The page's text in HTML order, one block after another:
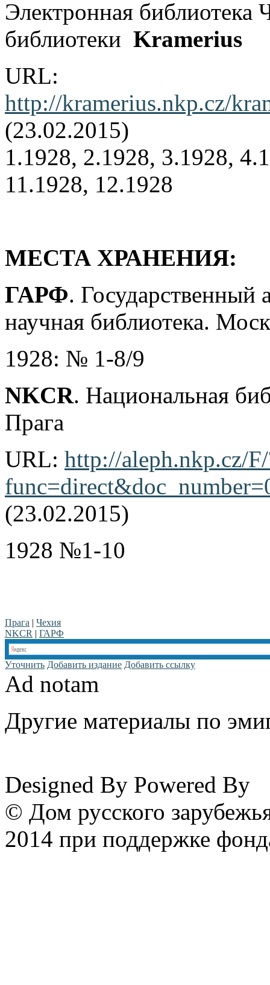
Электронная
библиотеки Kramerius
URL:
http://kramerius.nkp.cz/
(23.02.2015)
1.1928, 2.1928, 3.1928,
11.1928, 12.1928
МЕСТА ХРАНЕНИЯ:
ГАРФ. Государственный
научная библиотека.
1928: № 1-8/9
NKCR. Национальная
Прага
URL: http://aleph.nkp.cz/
(23.02.2015)
1928 №1-10
Прага | Чехия
NKCR | ГАРФ
Уточнить Добавить издание Добавить ссылку
Ad notam
Другие материалы по
Designed By Powered By
© Дом русского
2014 при поддержке